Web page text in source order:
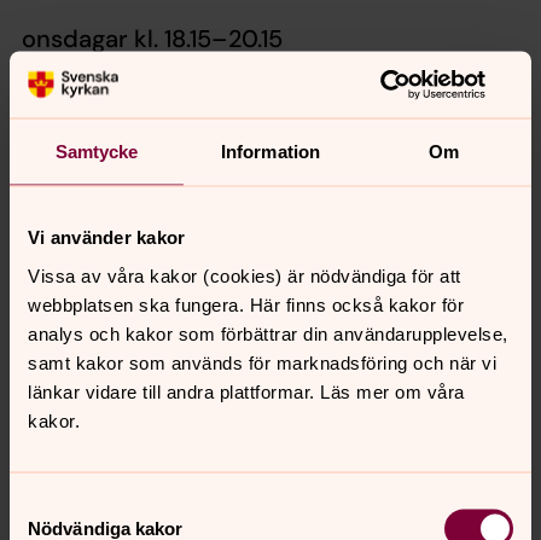
Samtycke Information Om
Vi använder kakor
Vissa av våra kakor (cookies) är nödvändiga för att
webbplatsen ska fungera. Här finns också kakor för
analys och kakor som förbättrar din användarupplevelse,
samt kakor som används för marknadsföring och när vi
länkar vidare till andra plattformar. Läs mer om våra
kakor.
Nödvändiga kakor
onsdagar kl. 18.15–20.15
Mörarps församlingshem
ADRESS:
Start 26 augusti 2026.
medlemmar och fin gemenskap. Vi sjunger för att det är
roligt och vem som helst kan vara med! Vi sjunger
sånger i olika stilar, i stämmor, kanon och unisont! Vi
sjunger gärna två-, tre- och ibland till och med
fyrstämmigt.
Björkakörens musikkaféer är uppskattade och kören har